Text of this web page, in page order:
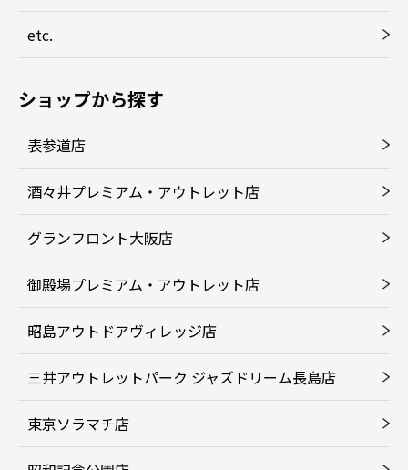
etc.
ショップから探す
表参道店
酒々井プレミアム・アウトレット店
グランフロント大阪店
御殿場プレミアム・アウトレット店
昭島アウトドアヴィレッジ店
三井アウトレットパーク ジャズドリーム長島店
東京ソラマチ店